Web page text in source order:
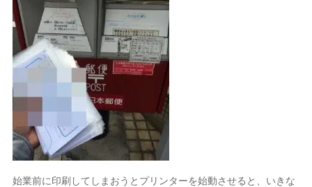
始業前に印刷してしまおうとプリンターを始動させると、いきな